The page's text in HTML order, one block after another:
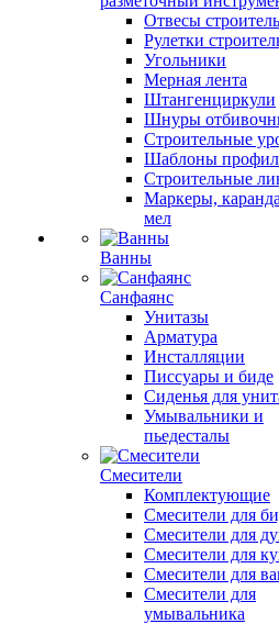
Отвесы
Рулетки
Угольники
Мерная лента
Штангенциркули
Шнуры
Строительные
Шаблоны
Строительные
Маркеры,
мел
Ванны
Санфаянс
Унитазы
Арматура
Инсталляции
Писсуары и биде
Сиденья для
Умывальники и
пьедесталы
Смесители
Комплектующие
Смесители для
Смесители для
Смесители для
Смесители для
Смесители для
умывальника